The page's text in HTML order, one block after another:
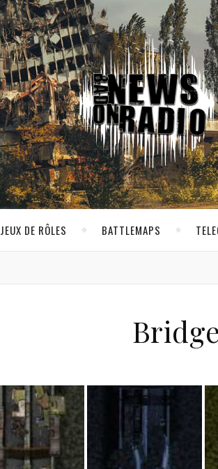
JEUX DE RÔLES BATTLEMAPS